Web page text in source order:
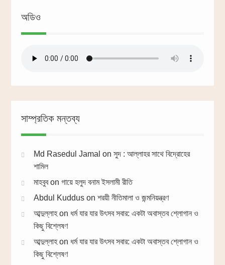
অডিও
সাম্প্রতিক মন্তব্য
Md Rasedul Jamal on সুদ : আল্লাহর সাথে বিদ্রোহের
শামিল
মাহবুবon গায়ে হলুদ বনাম ইসলামী রীতি
Abdul Kudduson শরয়ী নীতিমালা ও জন্মনিয়ন্ত্রণ
আব্দুল্লাহon ধর্ম যার যার উৎসব সবার: একটা অবাস্তব শ্লোগান ও
কিছু বিশ্লেষণ
আব্দুল্লাহon ধর্ম যার যার উৎসব সবার: একটা অবাস্তব শ্লোগান ও
কিছু বিশ্লেষণ